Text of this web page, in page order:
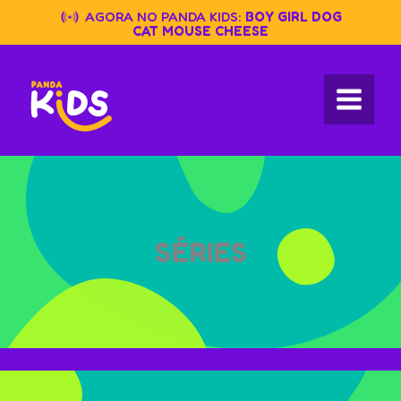
content
AGORA NO PANDA KIDS: BOY GIRL DOG
CAT MOUSE CHEESE
SÉRIES